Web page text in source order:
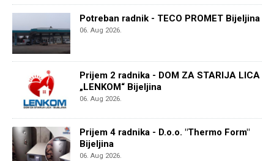
Potreban radnik - TECO PROMET Bijeljina
06. Aug 2026.
Prijem 2 radnika - DOM ZA STARIJA LICA
„LENKOM“ Bijeljina
06. Aug 2026.
Prijem 4 radnika - D.o.o. "Thermo Form"
Bijeljina
06. Aug 2026.